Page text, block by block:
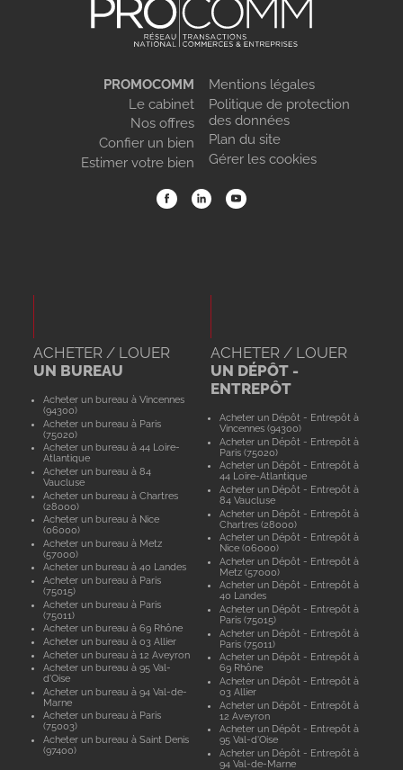
PROMOCOMM
Le cabinet
Nos offres
Confier un bien
Estimer votre bien
Mentions légales
Politique de protection
des données
Plan du site
Gérer les cookies
ACHETER / LOUER
UN BUREAU
Acheter un bureau à Vincennes
(94300)
Acheter un bureau à Paris
(75020)
Acheter un bureau à 44 Loire-
Atlantique
Acheter un bureau à 84
Vaucluse
Acheter un bureau à Chartres
(28000)
Acheter un bureau à Nice
(06000)
Acheter un bureau à Metz
(57000)
Acheter un bureau à 40 Landes
Acheter un bureau à Paris
(75015)
Acheter un bureau à Paris
(75011)
Acheter un bureau à 69 Rhône
Acheter un bureau à 03 Allier
Acheter un bureau à 12 Aveyron
Acheter un bureau à 95 Val-
d'Oise
Acheter un bureau à 94 Val-de-
Marne
Acheter un bureau à Paris
(75003)
Acheter un bureau à Saint Denis
(97400)
ACHETER / LOUER
UN DÉPÔT -
ENTREPÔT
Acheter un Dépôt - Entrepôt à
Vincennes (94300)
Acheter un Dépôt - Entrepôt à
Paris (75020)
Acheter un Dépôt - Entrepôt à
44 Loire-Atlantique
Acheter un Dépôt - Entrepôt à
84 Vaucluse
Acheter un Dépôt - Entrepôt à
Chartres (28000)
Acheter un Dépôt - Entrepôt à
Nice (06000)
Acheter un Dépôt - Entrepôt à
Metz (57000)
Acheter un Dépôt - Entrepôt à
40 Landes
Acheter un Dépôt - Entrepôt à
Paris (75015)
Acheter un Dépôt - Entrepôt à
Paris (75011)
Acheter un Dépôt - Entrepôt à
69 Rhône
Acheter un Dépôt - Entrepôt à
03 Allier
Acheter un Dépôt - Entrepôt à
12 Aveyron
Acheter un Dépôt - Entrepôt à
95 Val-d'Oise
Acheter un Dépôt - Entrepôt à
94 Val-de-Marne